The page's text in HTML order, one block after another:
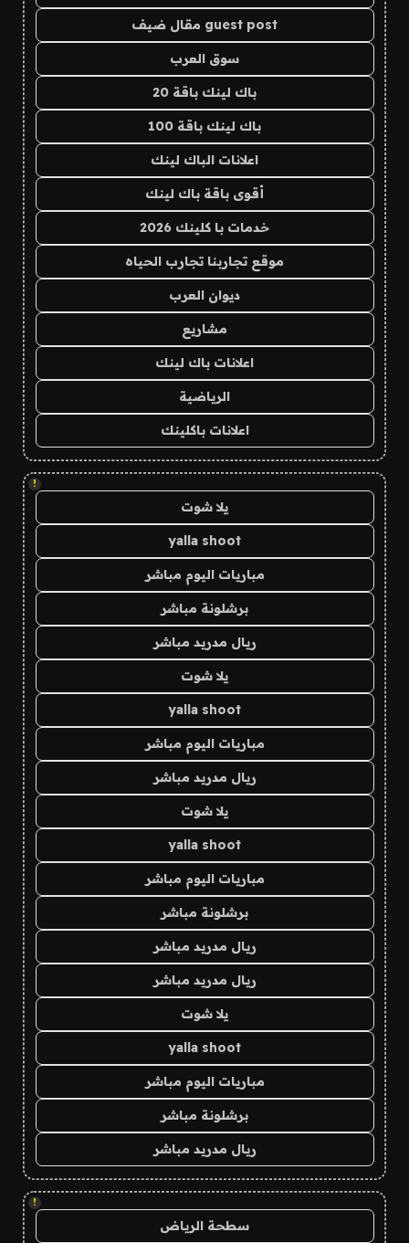
guest post مقال ضيف
سوق العرب
باك لينك باقة 20
باك لينك باقة 100
اعلانات الباك لينك
أقوى باقة باك لينك
خدمات با كلينك 2026
موقع تجاربنا تجارب الحياه
ديوان العرب
مشاريع
اعلانات باك لينك
الرياضية
اعلانات باكلينك
!
يلا شوت
yalla shoot
مباريات اليوم مباشر
برشلونة مباشر
ريال مدريد مباشر
يلا شوت
yalla shoot
مباريات اليوم مباشر
ريال مدريد مباشر
يلا شوت
yalla shoot
مباريات اليوم مباشر
برشلونة مباشر
ريال مدريد مباشر
ريال مدريد مباشر
يلا شوت
yalla shoot
مباريات اليوم مباشر
برشلونة مباشر
ريال مدريد مباشر
!
سطحة الرياض